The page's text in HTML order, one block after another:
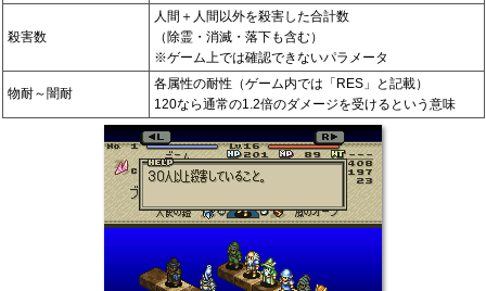
殺害数
人間＋人間以外を殺害した合計数
（除霊・消滅・落下も含む）
※ゲーム上では確認できないパラメータ
物耐～闇耐
各属性の耐性（ゲーム内では「RES」と記載）
120なら通常の1.2倍のダメージを受けるという意味